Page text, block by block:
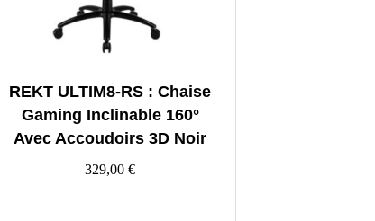
REKT ULTIM8-RS : Chaise
Gaming Inclinable 160°
Avec Accoudoirs 3D Noir
329,00 €